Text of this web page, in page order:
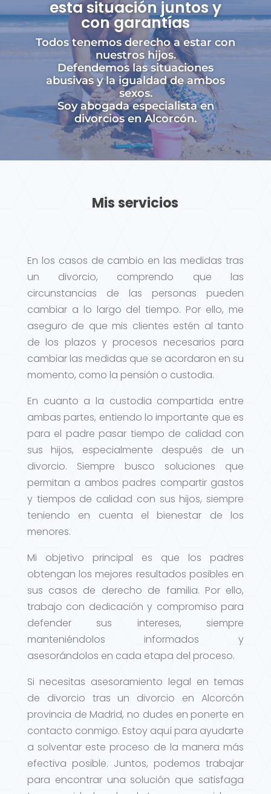
esta situación juntos y
con garantías
Todos tenemos derecho a estar con
nuestros hijos.
Defendemos las situaciones
abusivas y la igualdad de ambos
sexos.
Soy abogada especialista en
divorcios en Alcorcón.
Mis servicios
En los casos de cambio en las medidas tras
un divorcio, comprendo que las
circunstancias de las personas pueden
cambiar a lo largo del tiempo. Por ello, me
aseguro de que mis clientes estén al tanto
de los plazos y procesos necesarios para
cambiar las medidas que se acordaron en su
momento, como la pensión o custodia.
En cuanto a la custodia compartida entre
ambas partes, entiendo lo importante que es
para el padre pasar tiempo de calidad con
sus hijos, especialmente después de un
divorcio. Siempre busco soluciones que
permitan a ambos padres compartir gastos
y tiempos de calidad con sus hijos, siempre
teniendo en cuenta el bienestar de los
menores.
Mi objetivo principal es que los padres
obtengan los mejores resultados posibles en
sus casos de derecho de familia. Por ello,
trabajo con dedicación y compromiso para
defender sus intereses, siempre
manteniéndolos informados y
asesorándolos en cada etapa del proceso.
Si necesitas asesoramiento legal en temas
de divorcio tras un divorcio en Alcorcón
provincia de Madrid, no dudes en ponerte en
contacto conmigo. Estoy aquí para ayudarte
a solventar este proceso de la manera más
efectiva posible. Juntos, podemos trabajar
para encontrar una solución que satisfaga